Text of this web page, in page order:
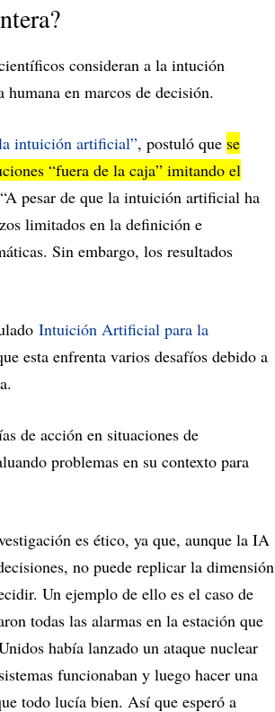
consideran a la intución
humana en marcos de decisión.
intuición artificial”, postuló que se
“fuera de la caja” imitando el
pesar de que la intuición artificial ha
limitados en la definición e
Sin embargo, los resultados
Intuición Artificial para la
esta enfrenta varios desafíos debido a
de acción en situaciones de
problemas en su contexto para
es ético, ya que, aunque la IA
no puede replicar la dimensión
Un ejemplo de ello es el caso de
todas las alarmas en la estación que
había lanzado un ataque nuclear
funcionaban y luego hacer una
todo lucía bien. Así que esperó a